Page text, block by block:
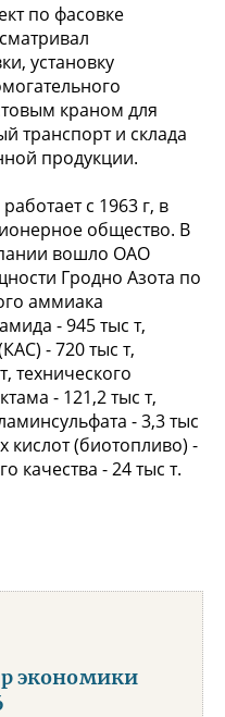
по фасовке
установку
краном для
транспорт и склада
продукции.
с 1963 г, в
общество. В
вошло ОАО
Гродно Азота по
аммиака
- 945 тыс т,
- 720 тыс т,
технического
- 121,2 тыс т,
- 3,3 тыс
(биотопливо) -
качества - 24 тыс т.
экономики